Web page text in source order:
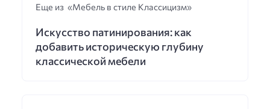
Еще из «Мебель в стиле Классицизм»
Искусство патинирования: как
добавить историческую глубину
классической мебели